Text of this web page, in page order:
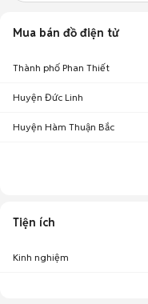
Mua bán đồ điện tử
Thành phố Phan Thiết
Huyện Đức Linh
Huyện Hàm Thuận Bắc
Tiện ích
Kinh nghiệm